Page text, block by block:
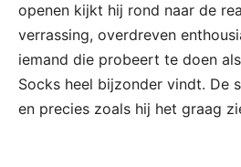
openen kijkt hij rond naar de
verrassing, overdreven
iemand die probeert te doen
Socks heel bijzonder vindt. De
en precies zoals hij het graag